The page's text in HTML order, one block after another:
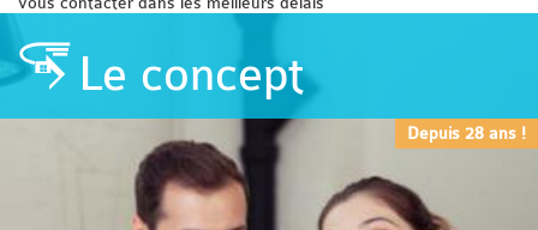
Le concept
Depuis 28 ans !